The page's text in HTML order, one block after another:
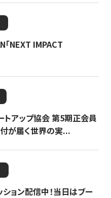
NEXT IMPACT
トアップ協会 第5期正会員
が届く世界の実...
ョン配信中！当日はブー